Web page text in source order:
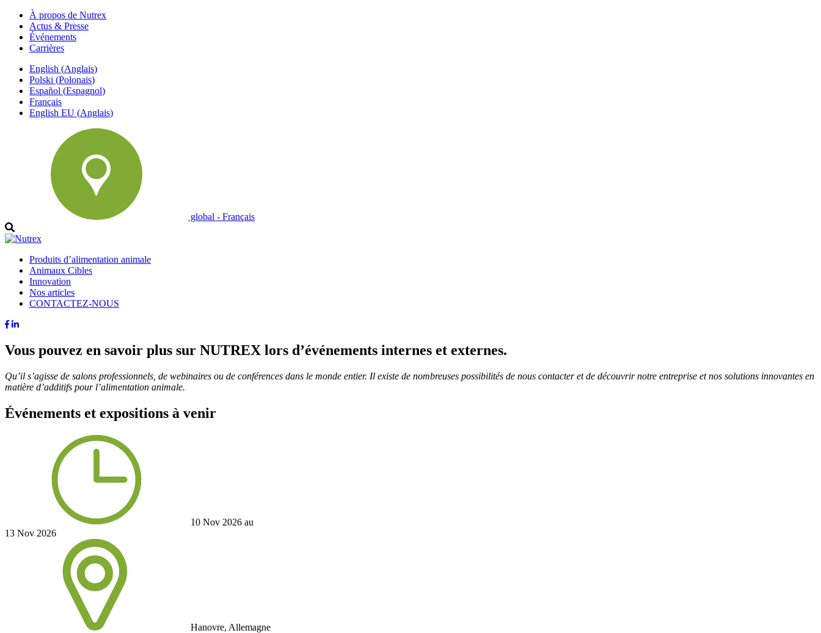
À propos de Nutrex
Actus & Presse
Événements
Carrières
English (Anglais)
Polski (Polonais)
Español (Espagnol)
Français
English EU (Anglais)
global - Français
Produits d’alimentation animale
Animaux Cibles
Innovation
Nos articles
CONTACTEZ-NOUS
Vous pouvez en savoir plus sur NUTREX lors d’événements internes et externes.
Qu’il s’agisse de salons professionnels, de webinaires ou de conférences dans le monde entier. Il existe de nombreuses possibilités de nous contacter et de découvrir notre entreprise et nos solutions innovantes en
matière d’additifs pour l’alimentation animale.
Événements et expositions à venir
10 Nov 2026 au
13 Nov 2026
Hanovre, Allemagne